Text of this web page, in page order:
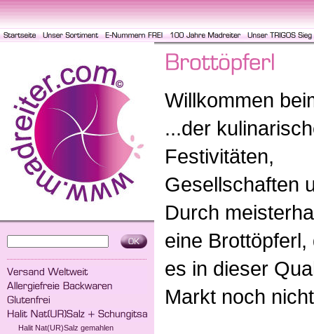
Halit Nat(UR)Salz gemahlen
Willkommen
...der
Festivitäten,
Gesellschaften
Durch
eine Brottöpferl,
es in dieser
Markt noch